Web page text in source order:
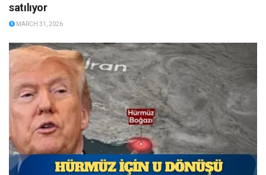
satılıyor
MARCH 31, 2026